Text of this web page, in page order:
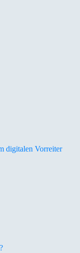
digitalen Vorreiter